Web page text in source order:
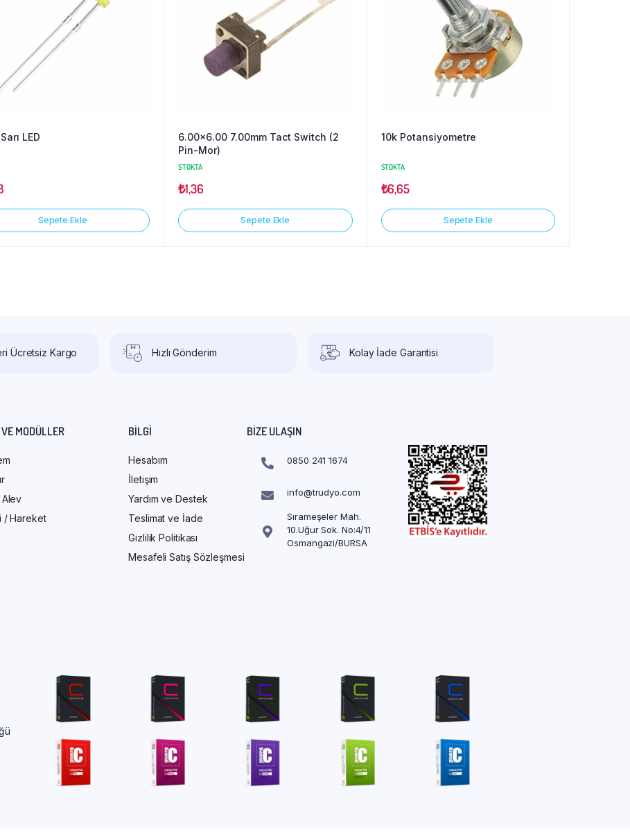
LED
Sepete Ekle
6.00×6.00 7.00mm Tact Switch (2
Pin-Mor)
STOKTA
₺1,36
Sepete Ekle
10k Potansiyometre
STOKTA
₺6,65
Sepete Ekle
Ücretsiz Kargo Hızlı Gönderim Kolay İade Garantisi
MODÜLLER
Alev
/ Hareket
BILGI
Hesabım
İletişim
Yardım ve Destek
Teslimat ve İade
Gizlilik Politikası
Mesafeli Satış Sözleşmesi
BIZE ULAŞIN
0850 241 1674
info@trudyo.com
Sırameşeler Mah.
10.Uğur Sok. No:4/11
Osmangazi/BURSA